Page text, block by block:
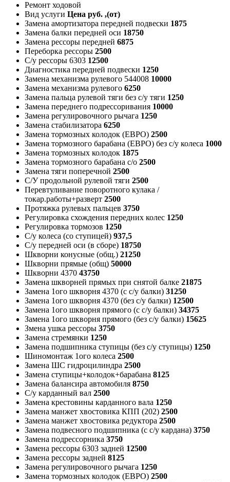
Ремонт ходовой
Вид услуги Цена руб. ,(от)
Замена амортизатора передней подвески 1875
Замена балки передней оси 18750
Замена рессоры передней 6875
Переборка рессоры 2500
С/у рессоры 6303 12500
Диагностика передней подвески 1250
Замена механизма рулевого 544008 10000
Замена механизма рулевого 6250
Замена пальца рулевой тяги без с/у тяги 1250
Замена переднего подрессоривания 10000
Замена регулировочного рычага 1250
Замена стабилизатора 6250
Замена тормозных колодок (ЕВРО) 2500
Замена тормозного барабана (ЕВРО) без с/у колеса 1000
Замена тормозных колодок 1875
Замена тормозного барабана с/о 2500
Замена тяги поперечной 2500
С/У продольной рулевой тяги 2500
Перевтуливание поворотного кулака /
токар.работы+разверт 2500
Протяжка рулевых пальцев 3750
Регулировка схождения передних колес 1250
Регулировка тормозов 1250
С/у колеса (со ступицей) 937,5
С/у передней оси (в сборе) 18750
Шкворни конусные (общ.) 21250
Шкворни прямые (общ) 50000
Шкворни 4370 43750
Замена шкворней прямых при снятой балке 21875
Замена 1ого шкворня 4370 (с с/у балки) 31250
Замена 1ого шкворня 4370 (без с/у балки) 12500
Замена 1ого шкворня прямого (с с/у балки) 34375
Замена 1ого шкворня прямого (без с/у балки) 15625
Змена ушка рессоры 3750
Замена стремянки 1250
Замена подшипника ступицы (без с/у ступицы) 1250
Шиномонтаж 1ого колеса 2500
Замена ШС гидроцилиндра 2500
Замена ступицы+колодок+барабана 8125
Замена балансира автомобиля 8750
С/у карданный вал 2500
Замена крестовины карданного вала 1250
Замена манжет хвостовика КПП (202) 2500
Замена манжет хвостовика редуктора 2500
Замена подвесного подшипника (с с/у кардана) 3750
Замена подрессорника 3750
Замена рессоры 6303 задней 12500
Замена рессоры задней 8125
Замена регулировочного рычага 1250
Замена тормозных колодок (ЕВРО) 2500